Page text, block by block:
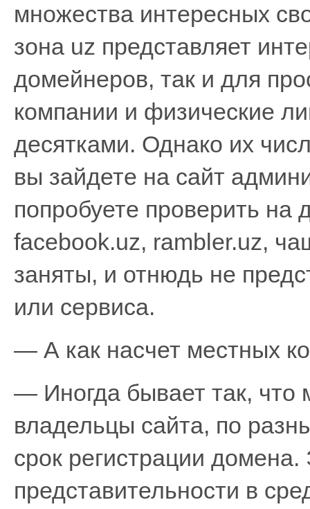
множества интересных
зона uz представляет
домейнеров, так и для
компании и физические
десятками. Однако их
вы зайдете на сайт
попробуете проверить на
facebook.uz, rambler.uz,
заняты, и отнюдь не
или сервиса.
— А как насчет местных
— Иногда бывает так, что
владельцы сайта, по
срок регистрации
представительности в